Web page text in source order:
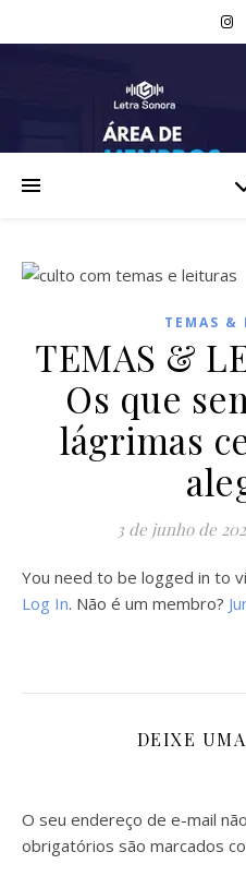
TEMAS &
TEMAS &
Os que
lágrimas
3 de junho de
You need to be logged in to
Log In. Não é um membro?
DEIXE
O seu endereço de e-mail
obrigatórios são marcados